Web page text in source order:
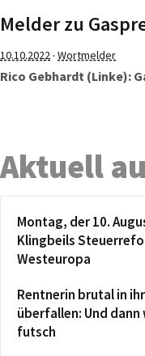
Melder zu
10.10.2022· Wortmelder
Rico Gebhardt (Linke):
Aktuell
Montag, der 10.
Klingbeils
Westeuropa
Rentnerin brutal in
überfallen: Und dann
futsch